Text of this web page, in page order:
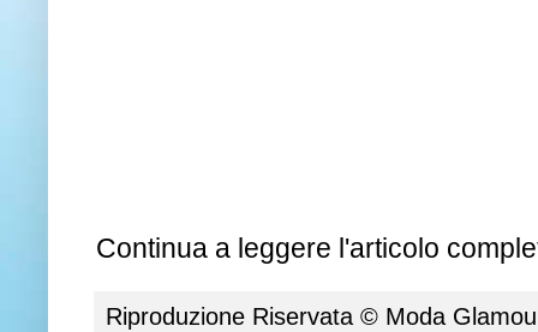
Continua a leggere l'articolo
Riproduzione Riservata © Moda